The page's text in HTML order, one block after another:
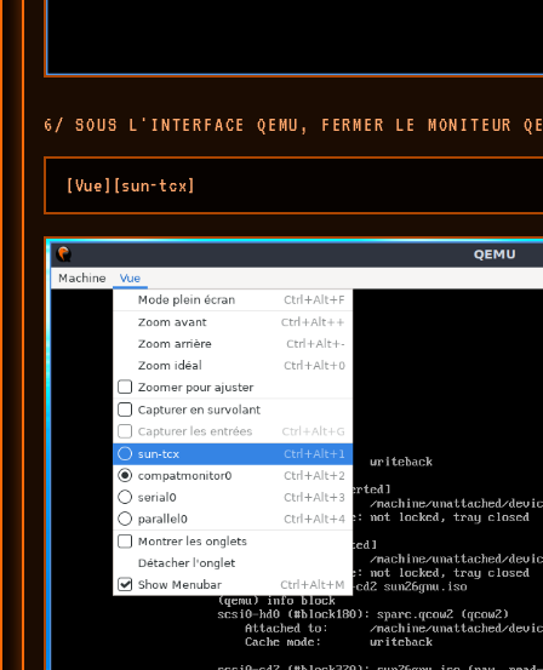
6/ SOUS L'INTERFACE QEMU, FERMER LE MONITEUR
[Vue][sun-tcx]